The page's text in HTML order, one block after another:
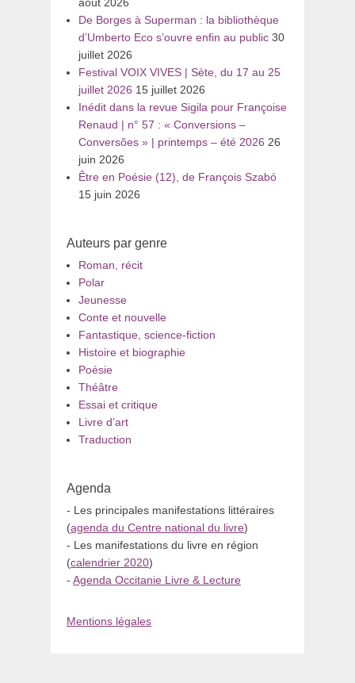
De Borges à Superman : la bibliothèque
d’Umberto Eco s’ouvre enfin au public 30
juillet 2026
Festival VOIX VIVES | Sète, du 17 au 25
juillet 2026 15 juillet 2026
Inédit dans la revue Sigila pour Françoise
Renaud | n° 57 : « Conversions –
Conversões » | printemps – été 2026 26
juin 2026
Être en Poésie (12), de François Szabó
15 juin 2026
Auteurs par genre
Roman, récit
Polar
Jeunesse
Conte et nouvelle
Fantastique, science-fiction
Histoire et biographie
Poésie
Théâtre
Essai et critique
Livre d’art
Traduction
Agenda
- Les principales manifestations littéraires
(agenda du Centre national du livre)
- Les manifestations du livre en région
(calendrier 2020)
- Agenda Occitanie Livre & Lecture
Mentions légales